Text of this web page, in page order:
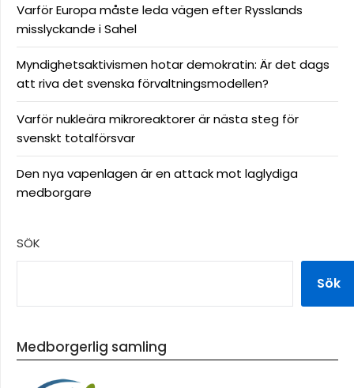
Varför Europa måste leda vägen efter Rysslands
misslyckande i Sahel
Myndighetsaktivismen hotar demokratin: Är det dags
att riva det svenska förvaltningsmodellen?
Varför nukleära mikroreaktorer är nästa steg för
svenskt totalförsvar
Den nya vapenlagen är en attack mot laglydiga
medborgare
SÖK
Sök
Medborgerlig samling